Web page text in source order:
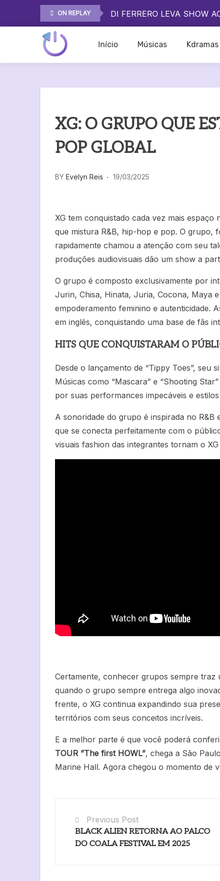
content
ON REPLAY
DI FERRERO LEVA SHOW
O QUE ESPERAR DO
ROCK IN RIO 2026
Início Músicas Kdramas
XG: O GRUPO QUE
POP GLOBAL
BY Evelyn Reis 19/03/2025
XG tem conquistado cada vez mais
que mistura R&B, hip-hop e pop. O grupo,
rapidamente chamou a atenção com seu
produções audiovisuais dão um show a
O grupo é composto exclusivamente por
Jurin, Chisa, Hinata, Juria, Cocona, Maya
empoderamento feminino e autenticidade.
em inglês, conquistando uma base de fãs
HITS QUE CONQUISTARAM O
Desde o lançamento de “Tippy Toes”, seu
Músicas como “Mascara” e “Shooting
por suas performances impecáveis e
A sonoridade do grupo é inspirada no
que se conecta perfeitamente com o
visuais fashion das integrantes tornam o
Certamente, conhecer grupos sempre traz
quando o grupo sempre entrega algo
frente, o XG continua expandindo sua
territórios com seus conceitos incríveis.
E a melhor parte é que você poderá
TOUR ”The first HOWL”, chega a São
Marine Hall. Agora chegou o momento de
Previous Post
BLACK ALIEN RETORNA AO PALCO
DO COALA FESTIVAL EM 2025